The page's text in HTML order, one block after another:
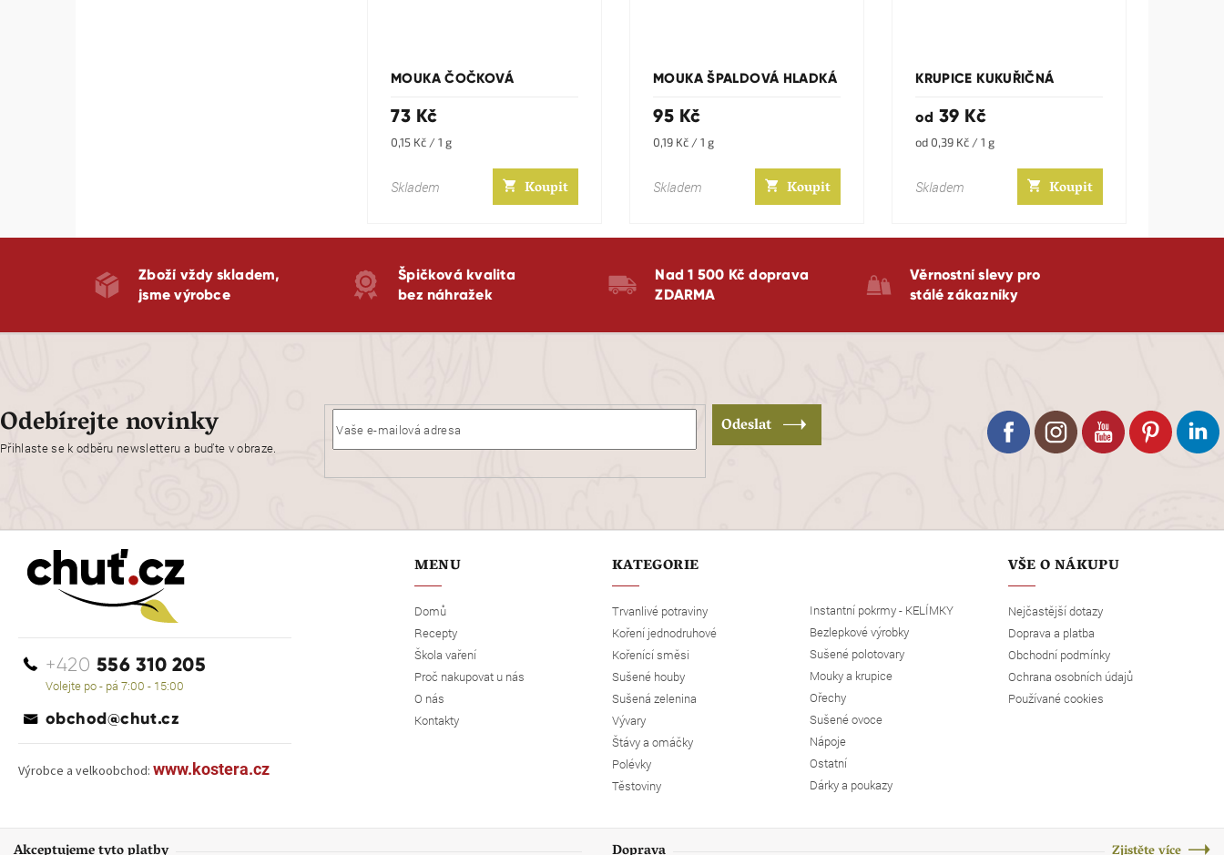
MOUKA ČOČKOVÁ
73 Kč
Měrná
0,15 Kč / 1 g
Skladem Koupit
MOUKA ŠPALDOVÁ HLADKÁ
95 Kč
Měrná
0,19 Kč / 1 g
Skladem Koupit
KRUPICE KUKUŘIČNÁ
od 39 Kč
Měrná
od 0,39 Kč / 1 g
Skladem Koupit
Zboží vždy skladem,
jsme výrobce
Špičková kvalita
bez náhražek
Nad 1 500 Kč doprava
ZDARMA
Věrnostní slevy pro
stálé zákazníky
Odebírejte novinky
Přihlaste se k odběru newsletteru a buďte v obraze.
Odeslat
+420 556 310 205
Volejte po - pá 7:00 - 15:00
obchod@chut.cz
Výrobce a velkoobchod: www.kostera.cz
MENU
Domů
Recepty
Škola vaření
Proč nakupovat u nás
O nás
Kontakty
KATEGORIE
Trvanlivé potraviny
Koření jednodruhové
Kořenící směsi
Sušené houby
Sušená zelenina
Vývary
Štávy a omáčky
Polévky
Těstoviny
Instantní pokrmy - KELÍMKY
Bezlepkové výrobky
Sušené polotovary
Mouky a krupice
Ořechy
Sušené ovoce
Nápoje
Ostatní
Dárky a poukazy
VŠE O NÁKUPU
Nejčastější dotazy
Doprava a platba
Obchodní podmínky
Ochrana osobních údajů
Používané cookies